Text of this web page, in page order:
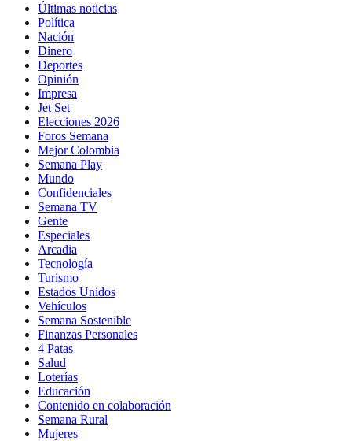
Últimas noticias
Política
Nación
Dinero
Deportes
Opinión
Impresa
Jet Set
Elecciones 2026
Foros Semana
Mejor Colombia
Semana Play
Mundo
Confidenciales
Semana TV
Gente
Especiales
Arcadia
Tecnología
Turismo
Estados Unidos
Vehículos
Semana Sostenible
Finanzas Personales
4 Patas
Salud
Loterías
Educación
Contenido en colaboración
Semana Rural
Mujeres